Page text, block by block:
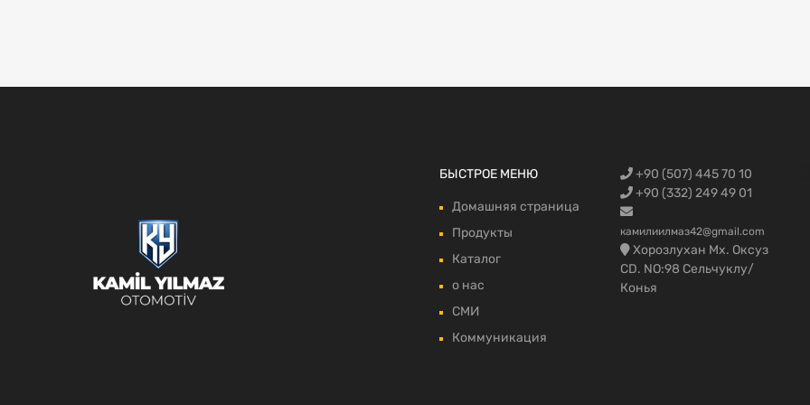
БЫСТРОЕ МЕНЮ
Домашняя страница
Продукты
Каталог
о нас
СМИ
Коммуникация
+90 (507) 445 70 10
+90 (332) 249 49 01
камилиилмаз42@gmail.com
Хорозлухан Мх. Оксуз
CD. NO:98 Сельчуклу/
Конья